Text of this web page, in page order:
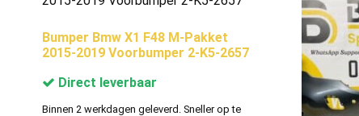
Bumper Bmw X1 F48 M-Pakket
2015-2019 Voorbumper 2-K5-2657
Direct leverbaar
Binnen 2 werkdagen geleverd. Sneller op te